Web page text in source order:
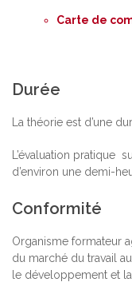
Carte de
Durée
La théorie est d’une
L’évaluation pratique
d’environ une demi-
Conformité
Organisme formateur
du marché du travail
le développement et